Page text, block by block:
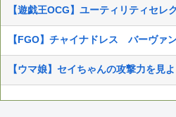
【遊戯王OCG】ユーティリティセレ
【ウマ娘】セイちゃんの攻撃力を見よ